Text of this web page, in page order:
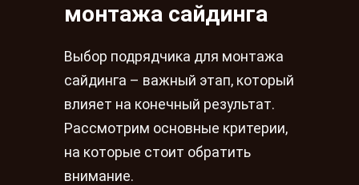
монтажа сайдинга
Выбор подрядчика для монтажа
сайдинга – важный этап, который
влияет на конечный результат.
Рассмотрим основные критерии,
на которые стоит обратить
внимание.